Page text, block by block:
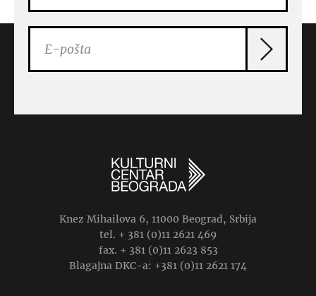
Knez Mihailova 6, 11000 Beograd, Srbija
tel. + 381 (0)11 2621 469
fax. + 381 (0)11 2623 853
Blagajna DKC-a: +381 (0)11 2621 174